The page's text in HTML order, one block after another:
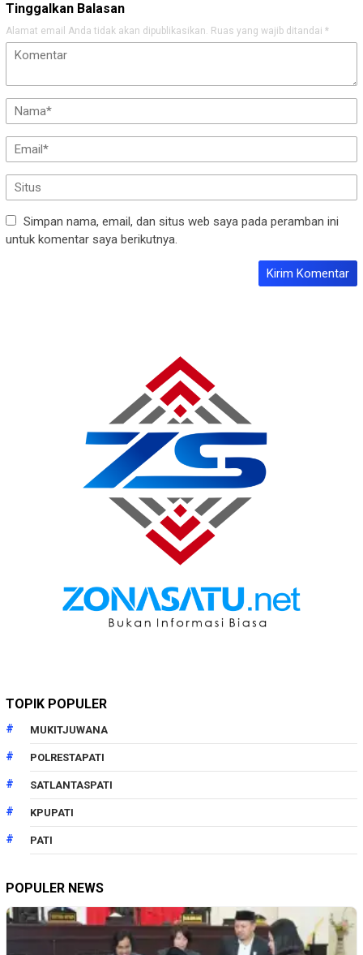
Tinggalkan Balasan
Alamat email Anda tidak akan dipublikasikan. Ruas yang wajib ditandai *
Simpan nama, email, dan situs web saya pada peramban ini
untuk komentar saya berikutnya.
TOPIK POPULER
MUKITJUWANA
POLRESTAPATI
SATLANTASPATI
KPUPATI
PATI
POPULER NEWS